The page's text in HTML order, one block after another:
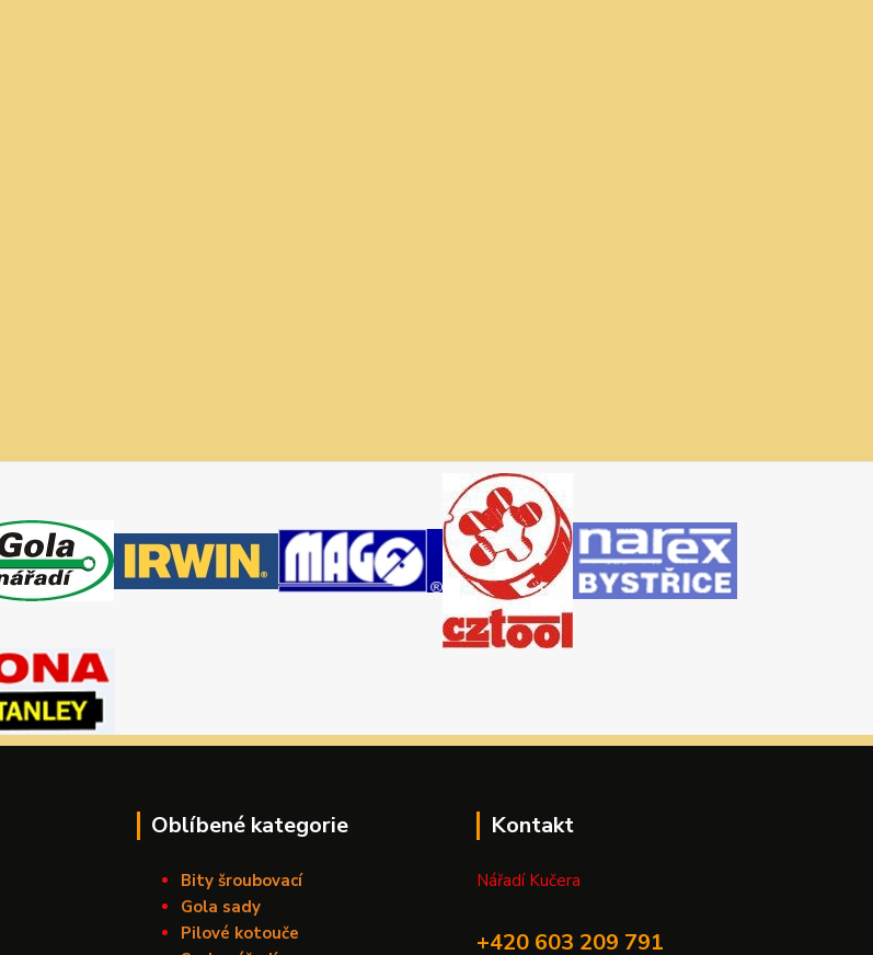
Oblíbené kategorie
Bity šroubovací
Gola sady
Pilové kotouče
Kontakt
Nářadí Kučera
+420 603 209 791